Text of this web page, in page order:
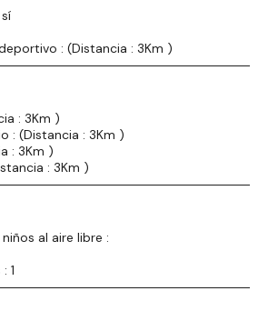
: (Distancia : 3Km )
: 3Km )
: (Distancia : 3Km )
: 3Km )
: 3Km )
al aire libre :
1